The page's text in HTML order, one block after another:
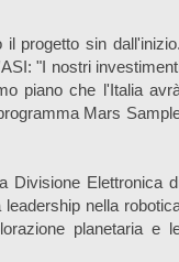
progetto sin dall'inizio.
"I nostri
piano che l'Italia
Mars
Divisione Elettronica
nella
planetaria e